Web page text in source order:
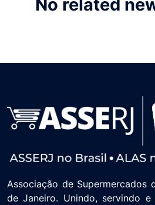
No related
Associação de Supermercados
de Janeiro. Unindo, servindo e